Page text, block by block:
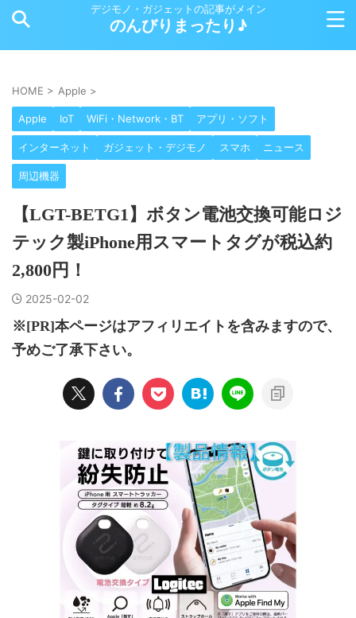
デジモノ・ガジェットの記事がメイン
のんびりまったり♪
HOME > Apple >
Apple IoT WiFi・Network・BT アプリ・ソフト
インターネット ガジェット・デジモノ スマホ ニュース
周辺機器
【LGT-BETG1】ボタン電池交換可能ロジ
テック製iPhone用スマートタグが税込約
2,800円！
2025-02-02
※[PR]本ページはアフィリエイトを含みますので、
予めご了承下さい。